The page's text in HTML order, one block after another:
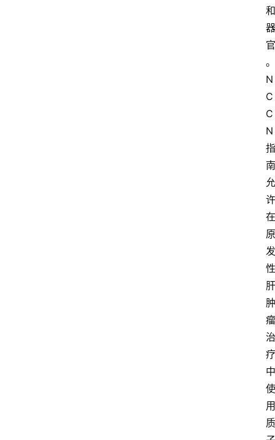
和
器
官
。
N
C
C
N
指
南
允
许
在
原
发
性
肝
肿
瘤
治
疗
中
使
用
质